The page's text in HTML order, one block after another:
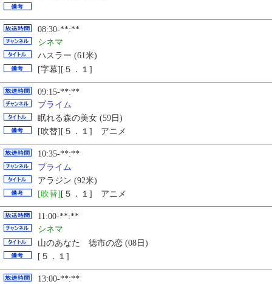
08:30-**:**
シネマ
ハスラー (61米)
[字幕][５．１]
09:15-**:**
プライム
眠れる森の美女 (59日)
[吹替][５．１] アニメ
10:35-**:**
プライム
アラジン (92米)
[吹替] [５．１] アニメ
11:00-**:**
シネマ
山のあなた 徳市の恋 (08日)
[５．１]
13:00-**:**